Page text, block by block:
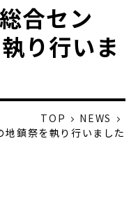
合セン
り行いま
TOP
NEWS
鎮祭を執り行いました